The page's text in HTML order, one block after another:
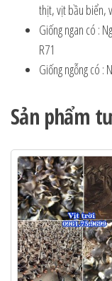
thịt, vịt bầu biển,
Giống ngan có :
R71
Giống ngỗng có :
Sản phẩm